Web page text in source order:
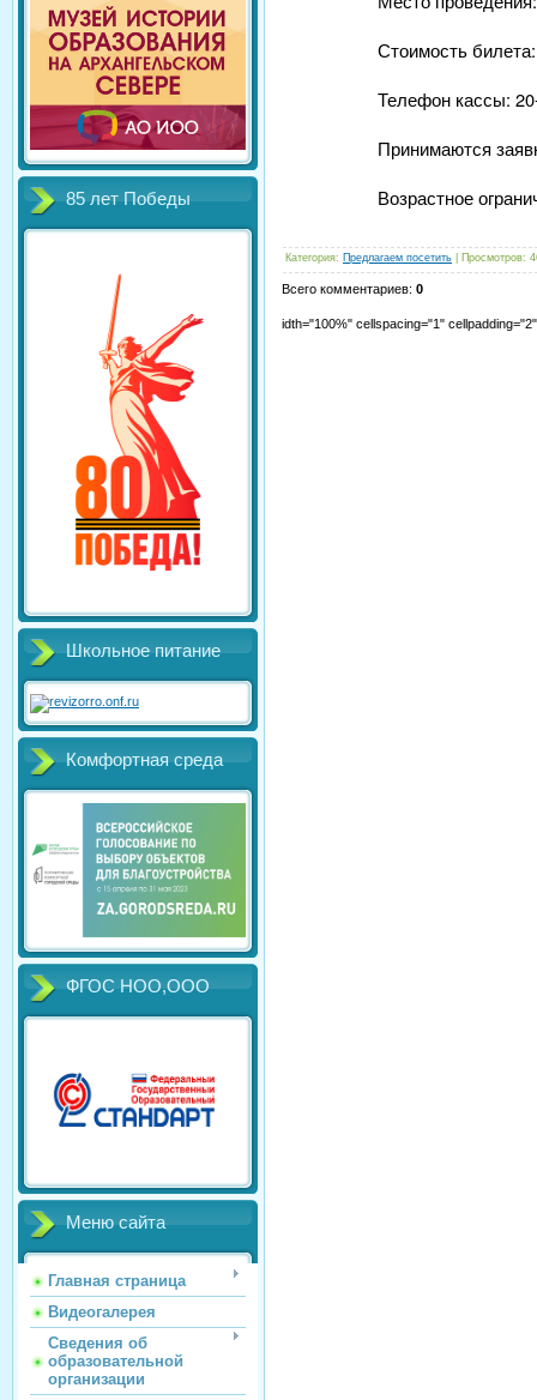
85 лет Победы
Школьное питание
Комфортная среда
ФГОС НОО,ООО
Меню сайта
Главная страница
Видеогалерея
Сведения об
образовательной
организации
Стоимость
Телефон кассы:
Принимаются
Возрастное
Категория: Предлагаем посетить Просмотров:
Всего комментариев: 0
idth="100%" cellspacing="1"